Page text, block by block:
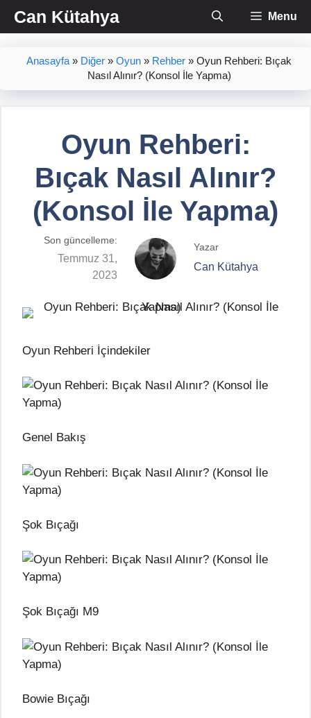
İçeriğe
atlaCan Kütahya Menu
Anasayfa » Diğer » Oyun » Rehber » Oyun Rehberi: Bıçak
Nasıl Alınır? (Konsol İle Yapma)
Oyun Rehberi:
Bıçak Nasıl Alınır?
(Konsol İle Yapma)
Son güncelleme:
Temmuz 31,
2023
Yazar
Can Kütahya
Oyun Rehberi İçindekiler
Genel Bakış
Şok Bıçağı
Şok Bıçağı M9
Bowie Bıçağı